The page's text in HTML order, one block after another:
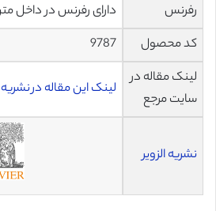
رفرنس
دارای رفرنس در داخل
کد محصول
9787
لینک مقاله در
سایت مرجع
لینک این مقاله در نشریه Elsevier
نشریه الزویر